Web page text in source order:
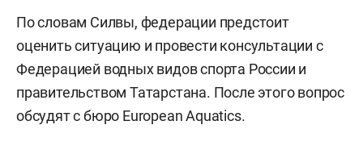
По словам Силвы, федерации предстоит
оценить ситуацию и провести консультации с
Федерацией водных видов спорта России и
правительством Татарстана. После этого вопрос
обсудят с бюро European Aquatics.